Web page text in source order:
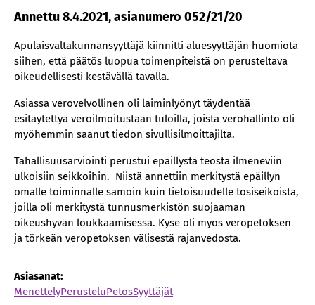
Annettu 8.4.2021, asianumero 052/21/20
Apulaisvaltakunnansyyttäjä kiinnitti aluesyyttäjän huomiota
siihen, että päätös luopua toimenpiteistä on perusteltava
oikeudellisesti kestävällä tavalla.
Asiassa verovelvollinen oli laiminlyönyt täydentää
esitäytettyä veroilmoitustaan tuloilla, joista verohallinto oli
myöhemmin saanut tiedon sivullisilmoittajilta.
Tahallisuusarviointi perustui epäillystä teosta ilmeneviin
ulkoisiin seikkoihin. Niistä annettiin merkitystä epäillyn
omalle toiminnalle samoin kuin tietoisuudelle tosiseikoista,
joilla oli merkitystä tunnusmerkistön suojaaman
oikeushyvän loukkaamisessa. Kyse oli myös veropetoksen
ja törkeän veropetoksen välisestä rajanvedosta.
Asiasanat:
MenettelyPerusteluPetosSyyttäjät